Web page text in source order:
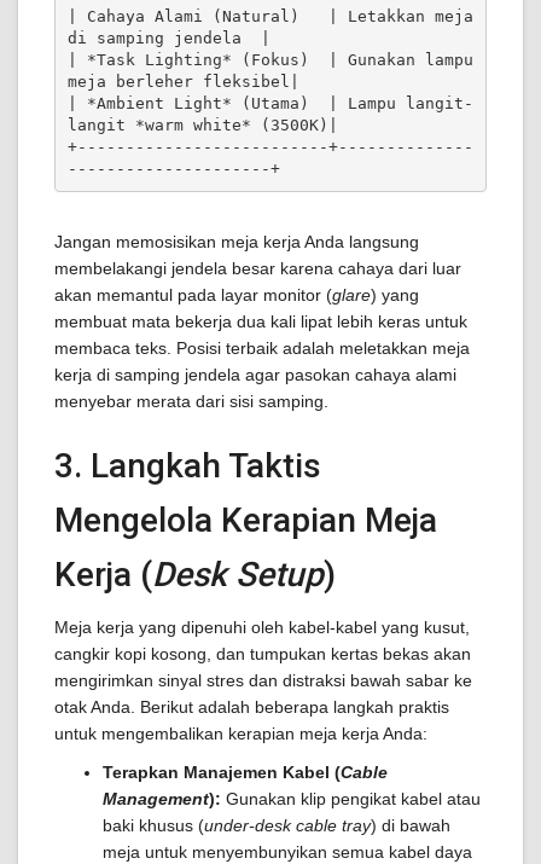
| Cahaya Alami (Natural)   | Letakkan meja
di samping jendela  |
| *Task Lighting* (Fokus)  | Gunakan lampu
meja berleher fleksibel|
| *Ambient Light* (Utama)  | Lampu langit-
langit *warm white* (3500K)|
+--------------------------+--------------
---------------------+
Jangan memosisikan meja kerja Anda langsung
membelakangi jendela besar karena cahaya dari luar
akan memantul pada layar monitor (glare) yang
membuat mata bekerja dua kali lipat lebih keras untuk
membaca teks. Posisi terbaik adalah meletakkan meja
kerja di samping jendela agar pasokan cahaya alami
menyebar merata dari sisi samping.
3. Langkah Taktis
Mengelola Kerapian Meja
Kerja (Desk Setup)
Meja kerja yang dipenuhi oleh kabel-kabel yang kusut,
cangkir kopi kosong, dan tumpukan kertas bekas akan
mengirimkan sinyal stres dan distraksi bawah sabar ke
otak Anda. Berikut adalah beberapa langkah praktis
untuk mengembalikan kerapian meja kerja Anda:
Terapkan Manajemen Kabel (Cable
Management): Gunakan klip pengikat kabel atau
baki khusus (under-desk cable tray) di bawah
meja untuk menyembunyikan semua kabel daya